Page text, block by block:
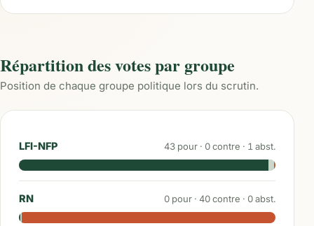
Répartition des votes par groupe
Position de chaque groupe politique lors du scrutin.
LFI-NFP 43 pour · 0contre · 1 abst.
RN 0 pour · 40contre · 0abst.